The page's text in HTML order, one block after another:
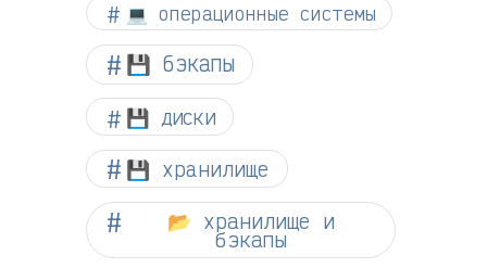
💻 операционные системы
💾 бэкапы
💾 диски
💾 хранилище
📂 хранилище и
бэкапы